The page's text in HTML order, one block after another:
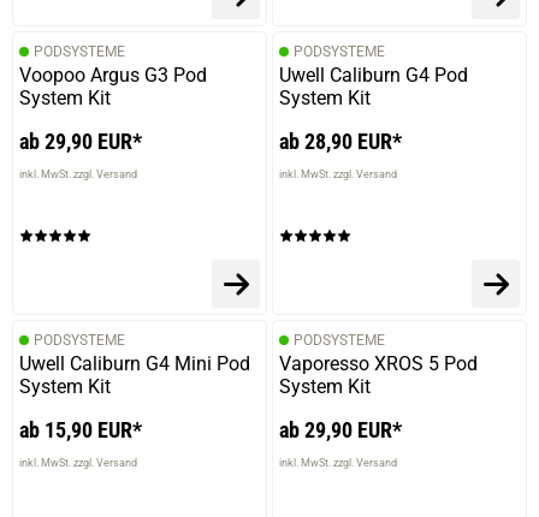
PODSYSTEME
Voopoo Argus G3 Pod
System Kit
ab 29,90 EUR*
inkl. MwSt. zzgl. Versand
PODSYSTEME
Uwell Caliburn G4 Pod
System Kit
ab 28,90 EUR*
inkl. MwSt. zzgl. Versand
PODSYSTEME
Uwell Caliburn G4 Mini Pod
System Kit
ab 15,90 EUR*
inkl. MwSt. zzgl. Versand
PODSYSTEME
Vaporesso XROS 5 Pod
System Kit
ab 29,90 EUR*
inkl. MwSt. zzgl. Versand